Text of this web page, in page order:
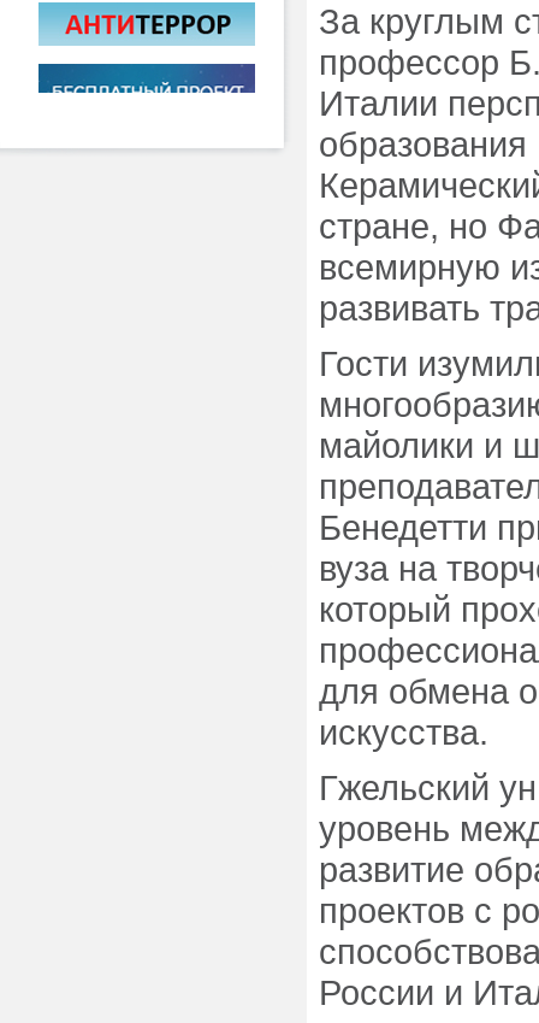
За круглым
профессор
Италии
образования
стране, но
всемирную
развивать
Гости
майолики и
Бенедетти
вуза на
который
для обмена
искусства.
Гжельский
уровень
развитие
проектов с
России и